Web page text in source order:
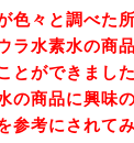
色々と調べた
ラ水素水の商
とができまし
の商品に興味
参考にされて